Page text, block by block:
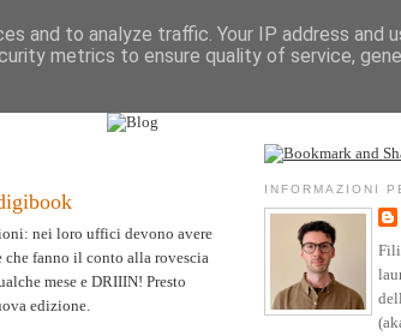
Parole Testimonianze
nei loro uffici devono avere
fanno il conto alla rovescia
mese e DRIIIN! Presto
edizione.
INFORMAZIONI
and to analyze traffic. Your IP address and
metrics to ensure quality of service,